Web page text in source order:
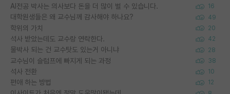
AI전공 박사는 의사보다 돈을 더 많이 벌 수 있습니다. 16
대학원생들은 왜 교수님께 감사해야 하나요? 49
학위의 가치 20
석사 받았는데도 교수랑 연락한다. 42
물박사 되는 건 교수탓도 있는거 아니냐 28
교수님이 슬럼프에 빠지게 되는 과정 38
석사 전환 10
편애 하는 방법 12